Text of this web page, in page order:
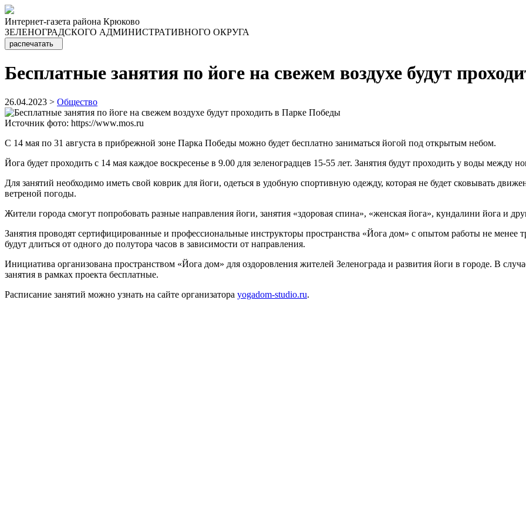
Интернет-газета района Крюково
ЗЕЛЕНОГРАДСКОГО АДМИНИСТРАТИВНОГО ОКРУГА
распечатать
Бесплатные занятия по йоге на свежем воздухе будут
26.04.2023 > Общество
Источник фото: https://www.mos.ru
С 14 мая по 31 августа в прибрежной зоне Парка Победы можно будет бесплатно заниматься йогой под открытым небом.
Йога будет проходить с 14 мая каждое воскресенье в 9.00 для зеленоградцев 15-55 лет. Занятия будут проходить у воды
Для занятий необходимо иметь свой коврик для йоги, одеться в удобную спортивную одежду, которая не будет сковывать
ветреной погоды.
Жители города смогут попробовать разные направления йоги, занятия «здоровая спина», «женская йога», кундалини йога и
Занятия проводят сертифицированные и профессиональные инструкторы пространства «Йога дом» с опытом работы не менее
будут длиться от одного до полутора часов в зависимости от направления.
Инициатива организована пространством «Йога дом» для оздоровления жителей Зеленограда и развития йоги в городе. В
занятия в рамках проекта бесплатные.
Расписание занятий можно узнать на сайте организатора yogadom-studio.ru.